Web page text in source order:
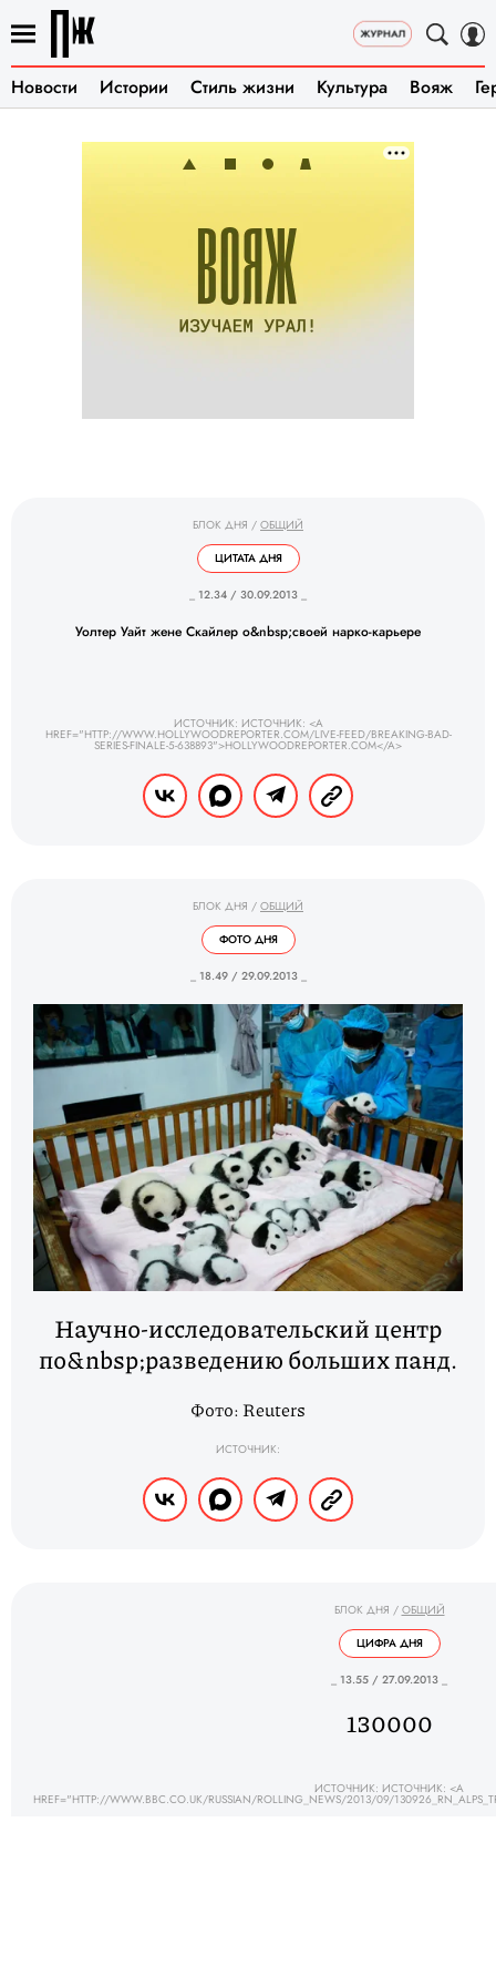
Новости Истории Стиль жизни Культура Вояж
БЛОК ДНЯ / ОБЩИЙ
ЦИТАТА ДНЯ
_ 12.34 / 30.09.2013 _
Уолтер Уайт жене Скайлер о&nbsp;своей нарко-карьере
ИСТОЧНИК: ИСТОЧНИК: <A
HREF="HTTP://WWW.HOLLYWOODREPORTER.COM/LIVE-FEED/BREAKING-BAD-
SERIES-FINALE-5-638893">HOLLYWOODREPORTER.COM</A>
БЛОК ДНЯ / ОБЩИЙ
ФОТО ДНЯ
_ 18.49 / 29.09.2013 _
Научно-исследовательский центр
по&nbsp;разведению больших панд.
Фото: Reuters
ИСТОЧНИК:
БЛОК ДНЯ / ОБЩИЙ
ЦИФРА ДНЯ
_ 13.55 / 27.09.2013 _
130000
ИСТОЧНИК: ИСТОЧНИК: <A
HREF="HTTP://WWW.BBC.CO.UK/RUSSIAN/ROLLING_NEWS/2013/09/